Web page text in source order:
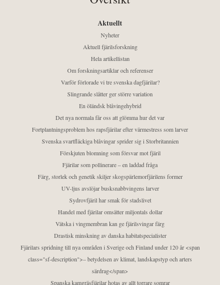
Aktuellt
Nyheter
Aktuell fjärilsforskning
Hela artikellistan
Om forskningsartiklar och referenser
Varför förlorade vi tre svenska dagfjärilar?
Slingrande slåtter ger större variation
En öländsk blåvingehybrid
Det nya normala får oss att glömma hur det var
Fortplantningsproblem hos rapsfjärilar efter värmestress som larver
Svenska svartfläckiga blåvingar sprider sig i Storbritannien
Förskjuten blomning som försvar mot fjäril
Fjärilar som pollinerare – en laddad fråga
Färg, storlek och genetik skiljer skogspärlemorfjärilens former
UV-ljus avslöjar busksnabbvingens larver
Sydrovfjäril har smak för stadslivet
Handel med fjärilar omsätter miljontals dollar
Vätska i vingmembran kan ge fjärilsvingar färg
Drastisk minskning av danska habitatspecialister
Fjärilars spridning till nya områden i Sverige och Finland under 120 år <span
class="sf-description">– betydelsen av klimat, landskapstyp och arters
särdrag</span>
Spanska kamgräsfjärilar hotas av allt torrare somrar